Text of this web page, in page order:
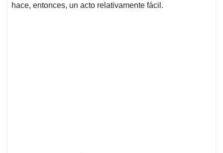
hace, entonces, un acto relativamente fácil.